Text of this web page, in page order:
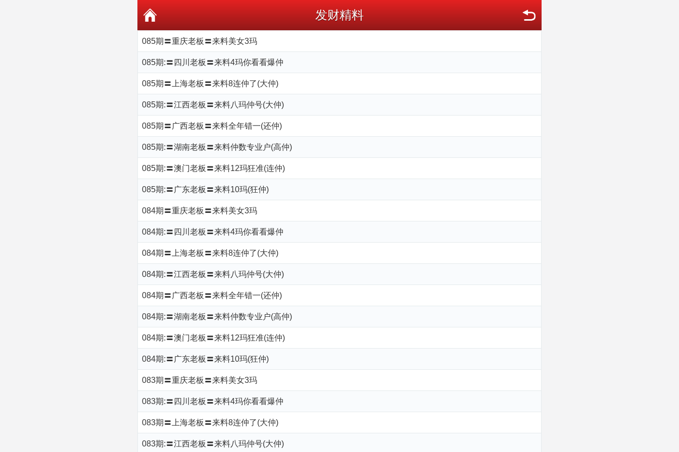
发财精料
085期〓重庆老板〓来料美女3玛
085期:〓四川老板〓来料4玛你看看爆仲
085期〓上海老板〓来料8连仲了(大仲)
085期:〓江西老板〓来料八玛仲号(大仲)
085期〓广西老板〓来料全年错一(还仲)
085期:〓湖南老板〓来料仲数专业户(高仲)
085期:〓澳门老板〓来料12玛狂准(连仲)
085期:〓广东老板〓来料10玛(狂仲)
084期〓重庆老板〓来料美女3玛
084期:〓四川老板〓来料4玛你看看爆仲
084期〓上海老板〓来料8连仲了(大仲)
084期:〓江西老板〓来料八玛仲号(大仲)
084期〓广西老板〓来料全年错一(还仲)
084期:〓湖南老板〓来料仲数专业户(高仲)
084期:〓澳门老板〓来料12玛狂准(连仲)
084期:〓广东老板〓来料10玛(狂仲)
083期〓重庆老板〓来料美女3玛
083期:〓四川老板〓来料4玛你看看爆仲
083期〓上海老板〓来料8连仲了(大仲)
083期:〓江西老板〓来料八玛仲号(大仲)